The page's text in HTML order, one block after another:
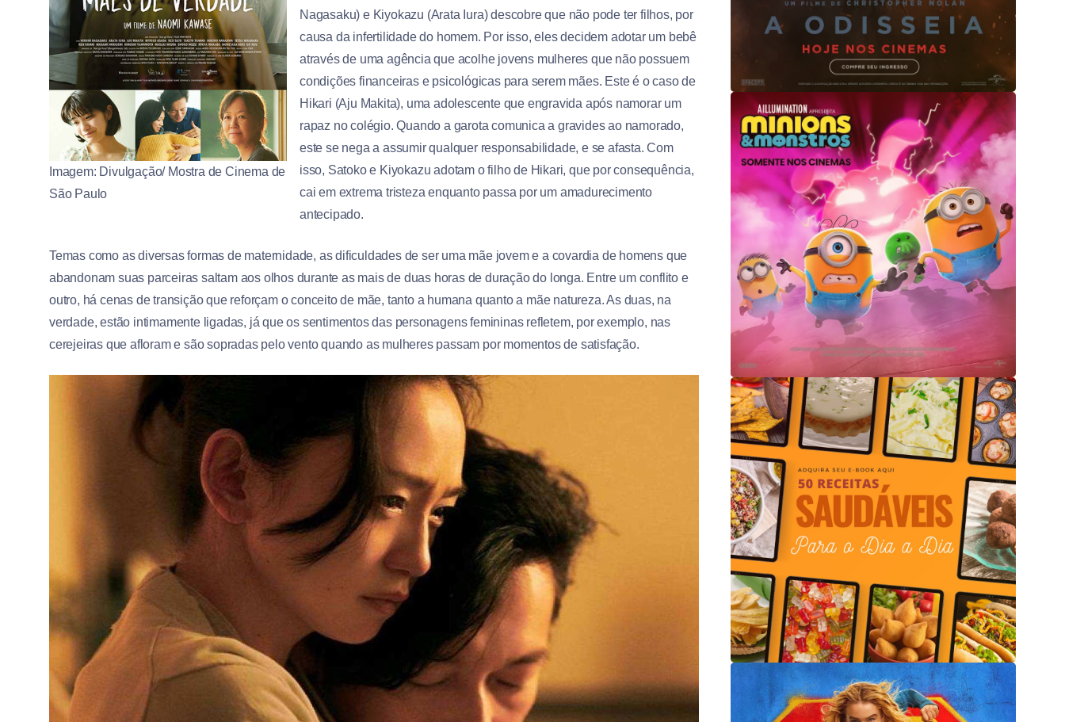
Imagem: Divulgação/ Mostra de Cinema de
São Paulo
Nagasaku) e Kiyokazu (Arata Iura) descobre que não pode ter filhos, por
causa da infertilidade do homem. Por isso, eles decidem adotar um bebê
através de uma agência que acolhe jovens mulheres que não possuem
condições financeiras e psicológicas para serem mães. Este é o caso de
Hikari (Aju Makita), uma adolescente que engravida após namorar um
rapaz no colégio. Quando a garota comunica a gravides ao namorado,
este se nega a assumir qualquer responsabilidade, e se afasta. Com
isso, Satoko e Kiyokazu adotam o filho de Hikari, que por consequência,
cai em extrema tristeza enquanto passa por um amadurecimento
antecipado.
Temas como as diversas formas de maternidade, as dificuldades de ser uma mãe jovem e a covardia de homens que
abandonam suas parceiras saltam aos olhos durante as mais de duas horas de duração do longa. Entre um conflito e
outro, há cenas de transição que reforçam o conceito de mãe, tanto a humana quanto a mãe natureza. As duas, na
verdade, estão intimamente ligadas, já que os sentimentos das personagens femininas refletem, por exemplo, nas
cerejeiras que afloram e são sopradas pelo vento quando as mulheres passam por momentos de satisfação.